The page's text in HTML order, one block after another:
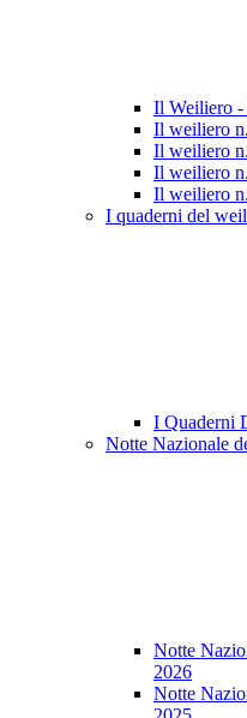
Il Weiliero -
Il weiliero
Il weiliero
Il weiliero
Il weiliero
I quaderni del
I Quaderni
Notte Nazionale
Notte
2026
Notte